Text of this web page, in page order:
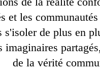
et les
s'isoler de plus en
imaginaires partagés
de la vérité